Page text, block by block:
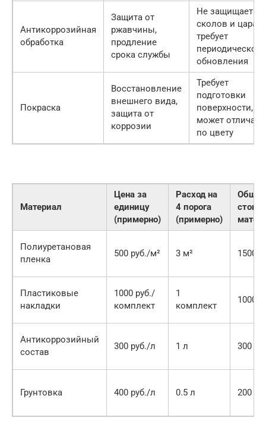
Антикоррозийная
обработка
Защита от
ржавчины,
продление
срока службы
Не защищает от
сколов и
требует
периодического
обновления
Покраска
Восстановление
внешнего вида,
защита от
коррозии
Требует
подготовки
поверхности,
может
по цвету
Материал
Цена за
единицу
(примерно)
Расход на
4 порога
(примерно)
Общая
Полиуретановая
пленка
500 руб./м² 3 м² 1500
Пластиковые
накладки
1000 руб./
комплект
1
комплект
1000
Антикоррозийный
состав
300 руб./л 1 л 300
Грунтовка 400 руб./л 0.5 л 200